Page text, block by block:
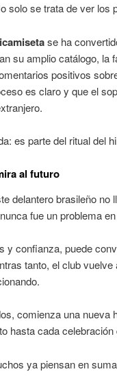
solo se trata de ver los
se ha
su amplio catálogo, la
positivos
es claro y que el
es parte del ritual del
al futuro
delantero brasileño
fue un problema
y confianza, puede
tanto, el club
comienza una nueva
hasta cada celebración
ya piensan en